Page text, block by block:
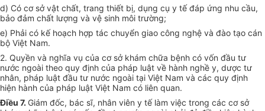
d) Có cơ sở vật chất, trang thiết bị, dụng cụ y tế đáp ứng nhu cầu,
bảo đảm chất lượng và vệ sinh môi trường;
e) Phải có kế hoạch hợp tác chuyển giao công nghệ và đào tạo cán
bộ Việt Nam.
2. Quyền và nghĩa vụ của cơ sở khám chữa bệnh có vốn đầu tư
nước ngoài theo quy định của pháp luật về hành nghề y, dược tư
nhân, pháp luật đầu tư nước ngoài tại Việt Nam và các quy định
hiện hành của pháp luật Việt Nam có liên quan.
Điều 7. Giám đốc, bác sĩ, nhân viên y tế làm việc trong các cơ sở